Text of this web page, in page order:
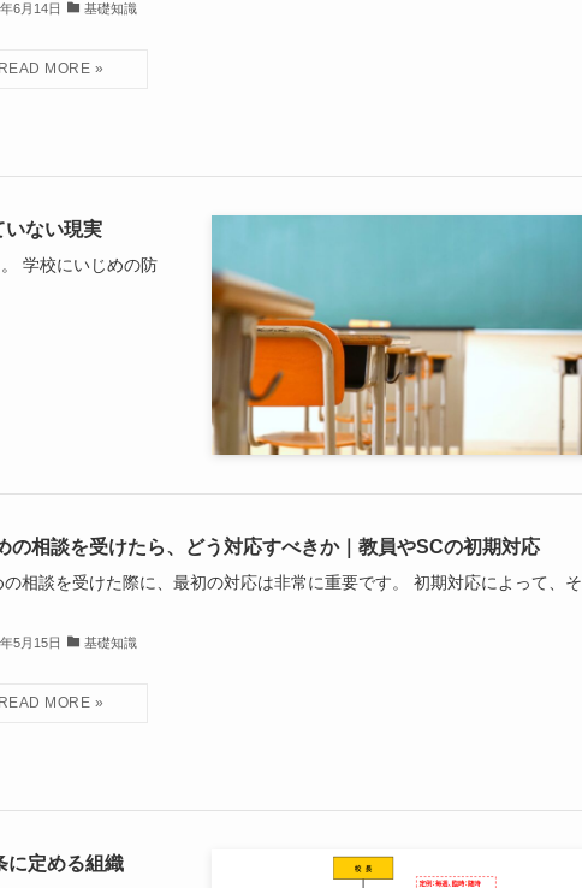
6月14日 基礎知識
いない現実
学校にいじめの防
の相談を受けたら、どう対応すべきか｜教員やSCの初期対応
の相談を受けた際に、最初の対応は非常に重要です。 初期対応によって、そ
5月15日 基礎知識
に定める組織